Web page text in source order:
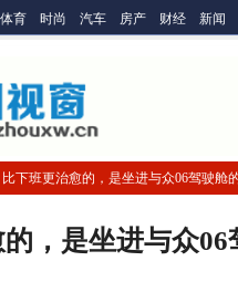
体育 时尚 汽车 房产 财经 新闻
下班更治愈的，是坐进与众06驾驶舱
，是坐进与众06